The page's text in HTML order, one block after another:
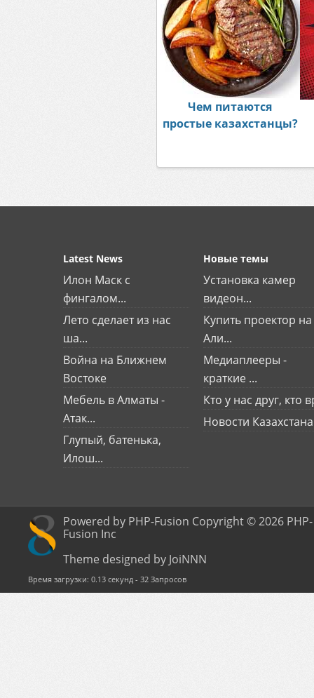
Чем питаются
простые казахстанцы?
Latest News
Илон Маск с
фингалом...
Лето сделает из нас
ша...
Война на Ближнем
Востоке
Мебель в Алматы -
Атак...
Глупый, батенька,
Илош...
Новые темы
Установка камер
видеон...
Купить проектор на
Али...
Медиаплееры -
краткие ...
Кто у нас друг, кто
Новости Казахстана
Powered by PHP-Fusion Copyright © 2026 PHP-
Fusion Inc
Theme designed by JoiNNN
Время загрузки: 0.13 секунд - 32 Запросов